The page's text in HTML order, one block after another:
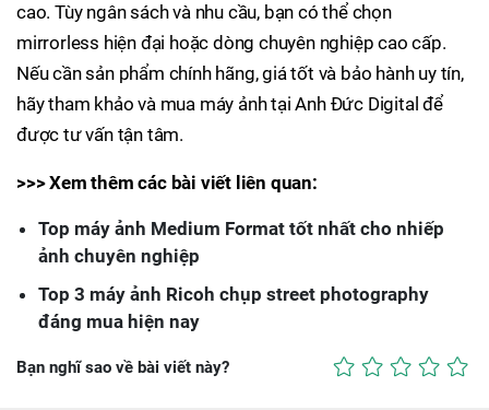
cao. Tùy ngân sách và nhu cầu, bạn có thể chọn
mirrorless hiện đại hoặc dòng chuyên nghiệp cao cấp.
Nếu cần sản phẩm chính hãng, giá tốt và bảo hành uy tín,
hãy tham khảo và mua máy ảnh tại Anh Đức Digital để
được tư vấn tận tâm.
>>> Xem thêm các bài viết liên quan:
Top máy ảnh Medium Format tốt nhất cho nhiếp
ảnh chuyên nghiệp
Top 3 máy ảnh Ricoh chụp street photography
đáng mua hiện nay
Bạn nghĩ sao về bài viết này?